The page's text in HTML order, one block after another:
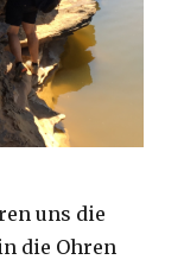
uns die
die Ohren